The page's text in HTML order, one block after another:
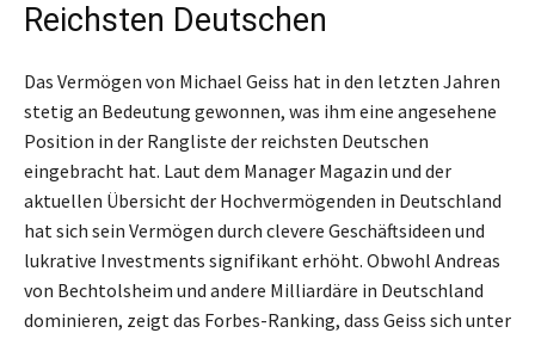
Reichsten Deutschen
Das Vermögen von Michael Geiss hat in den letzten Jahren
stetig an Bedeutung gewonnen, was ihm eine angesehene
Position in der Rangliste der reichsten Deutschen
eingebracht hat. Laut dem Manager Magazin und der
aktuellen Übersicht der Hochvermögenden in Deutschland
hat sich sein Vermögen durch clevere Geschäftsideen und
lukrative Investments signifikant erhöht. Obwohl Andreas
von Bechtolsheim und andere Milliardäre in Deutschland
dominieren, zeigt das Forbes-Ranking, dass Geiss sich unter